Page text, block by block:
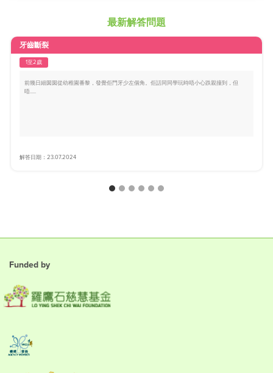
最新解答問題
牙齒斷裂
1至2歲
前幾日細囡囡從幼稚園番黎，發覺佢門牙少左個角。佢話同同學玩時唔小心跌親撞到，但
唔.....
解答日期：23.07.2024
Funded by